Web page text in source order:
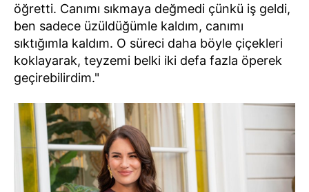
öğretti. Canımı sıkmaya değmedi çünkü iş geldi,
ben sadece üzüldüğümle kaldım, canımı
sıktığımla kaldım. O süreci daha böyle çiçekleri
koklayarak, teyzemi belki iki defa fazla öperek
geçirebilirdim."